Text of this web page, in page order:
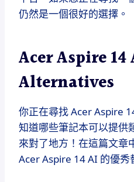
仍然是一個很好的選擇。
Acer Aspire 14
Alternatives
你正在尋找 Acer Aspire
知道哪些筆記本可以提供
來對了地方！在這篇文章
Acer Aspire 14 AI 的優秀